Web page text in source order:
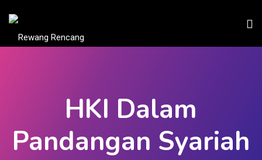
HKI Dalam
Pandangan Syariah